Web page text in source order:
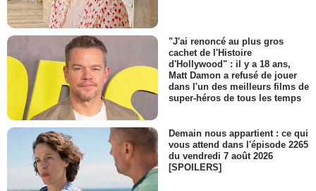
"J'ai renoncé au plus gros
cachet de l'Histoire
d'Hollywood" : il y a 18 ans,
Matt Damon a refusé de jouer
dans l'un des meilleurs films de
super-héros de tous les temps
Demain nous appartient : ce qui
vous attend dans l'épisode 2265
du vendredi 7 août 2026
[SPOILERS]